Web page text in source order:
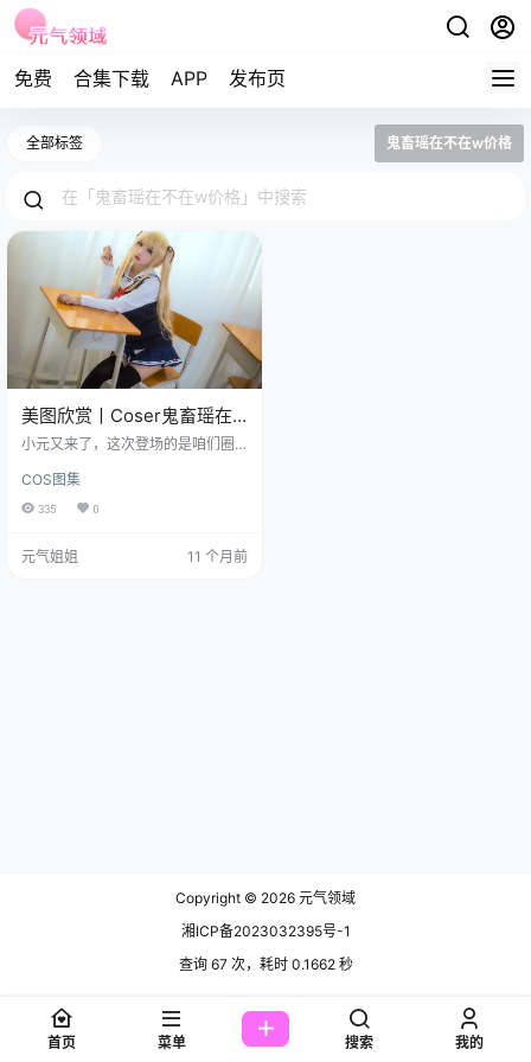
免费 合集下载 APP 发布页
全部标签 鬼畜瑶在不在w价格
美图欣赏丨Coser鬼畜瑶在
不在w:NO.52-校服[15P-
小元又来了，这次登场的是咱们圈
w，她带来的NO.52作品，主题非常
纯粹，也非常经典——校服。别看
那最初的悸动一样。 图集已更60
COS图集
335 0
元气姐姐 11 个月前
Copyright © 2026 元气领域
湘ICP备2023032395号-1
查询 67 次，耗时 0.1662 秒
首页 菜单 搜索 我的